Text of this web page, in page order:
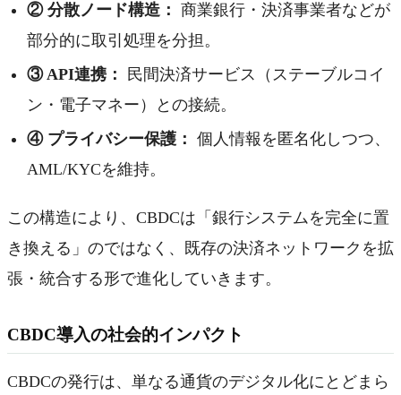
② 分散ノード構造： 商業銀行・決済事業者などが
部分的に取引処理を分担。
③ API連携：
民間決済サービス（ステーブルコイ
ン・電子マネー）との接続。
④ プライバシー保護： 個人情報を匿名化しつつ、
AML/KYCを維持。
この構造により、CBDCは「銀行システムを完全に置
き換える」のではなく、既存の決済ネットワークを拡
張・統合する形で進化していきます。
CBDC導入の社会的インパクト
CBDCの発行は、単なる通貨のデジタル化にとどまら